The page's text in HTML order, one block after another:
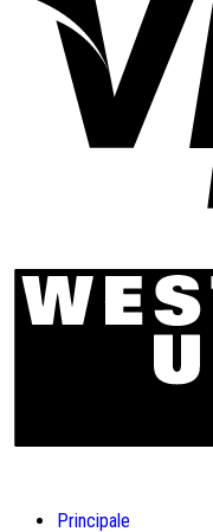
Principale